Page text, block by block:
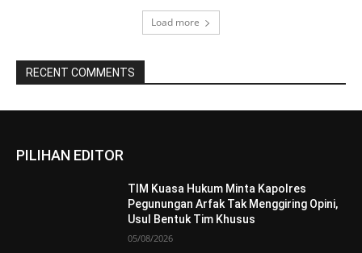
Load more
RECENT COMMENTS
PILIHAN EDITOR
TIM Kuasa Hukum Minta Kapolres
Pegunungan Arfak Tak Menggiring Opini,
Usul Bentuk Tim Khusus
05/08/2026